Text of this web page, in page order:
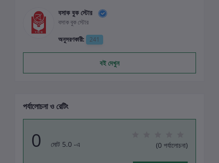
বসাক বুক স্টোর
বসাক বুক স্টোর
অনুসরণকারী:
241
বই দেখুন
পর্যালোচনা ও রেটিং
0 মোট 5.0 -এ (0 পর্যালোচনা)